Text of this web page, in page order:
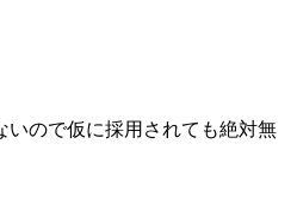
いので仮に採用されても絶対無